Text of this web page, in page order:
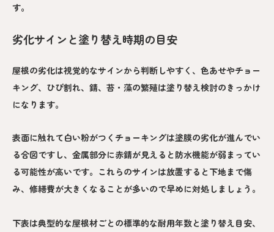
す。
劣化サインと塗り替え時期の目安
屋根の劣化は視覚的なサインから判断しやすく、色あせやチョー
キング、ひび割れ、錆、苔・藻の繁殖は塗り替え検討のきっかけ
になります。
表面に触れて白い粉がつくチョーキングは塗膜の劣化が進んでい
る合図ですし、金属部分に赤錆が見えると防水機能が弱まってい
る可能性が高いです。これらのサインは放置すると下地まで傷
み、修繕費が大きくなることが多いので早めに対処しましょう。
下表は典型的な屋根材ごとの標準的な耐用年数と塗り替え目安、